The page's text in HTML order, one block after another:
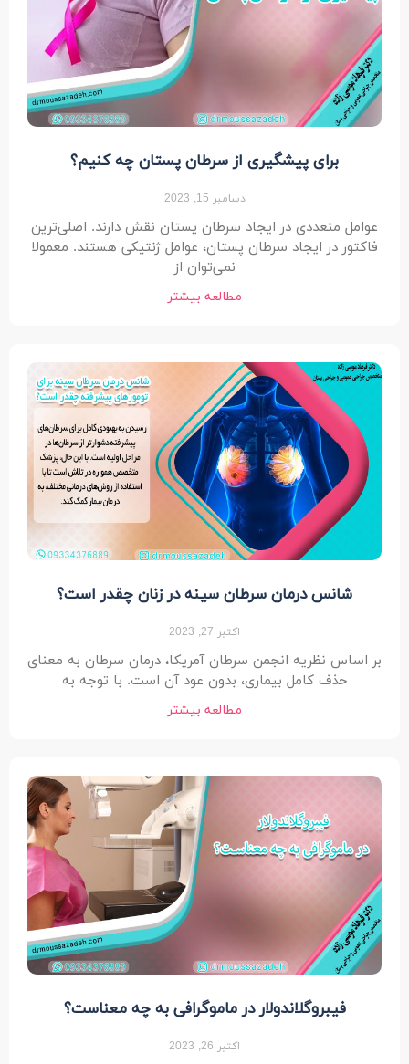
برای پیشگیری از سرطان پستان چه کنیم؟
دسامبر 15, 2023
عوامل متعددی در ایجاد سرطان پستان نقش دارند. اصلی‌ترین
فاکتور در ایجاد سرطان پستان، عوامل ژنتیکی هستند. معمولا
نمی‌توان از
مطالعه بیشتر
شانس درمان سرطان سینه در زنان چقدر است؟
اکتبر 27, 2023
بر اساس نظریه انجمن سرطان آمریکا، درمان سرطان به معنای
حذف کامل بیماری، بدون عود آن است. با توجه به
مطالعه بیشتر
فیبروگلاندولار در ماموگرافی به چه معناست؟
اکتبر 26, 2023